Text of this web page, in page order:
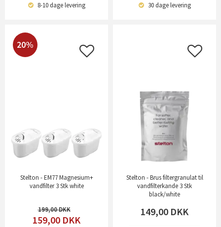
8-10 dagelevering 30 dagelevering
20%
Stelton - EM77 Magnesium+
vandfilter 3 Stk white
199,00
159,00 DKK
Stelton - Brus filtergranulat til
vandfilterkande 3 Stk
black/white
149,00 DKK